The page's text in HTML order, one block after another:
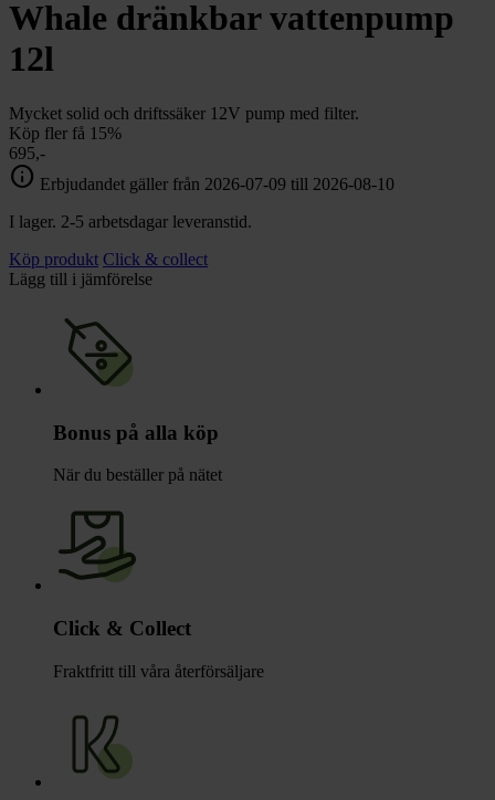
Toalett
chevron_right
Whale dränkbar vattenpump
12l
Mycket solid och driftssäker 12V pump med filter.
Köp fler få 15%
695,-
info Erbjudandet gäller från 2026-07-09 till 2026-08-10
I lager. 2-5 arbetsdagar leveranstid.
Köp produkt Click & collect
Lägg till i jämförelse
Bonus på alla köp
När du beställer på nätet
Click & Collect
Fraktfritt till våra återförsäljare